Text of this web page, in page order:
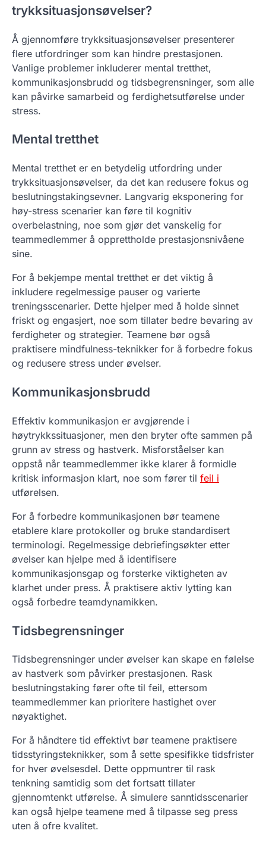
trykksituasjonsøvelser?
Å gjennomføre trykksituasjonsøvelser presenterer
flere utfordringer som kan hindre prestasjonen.
Vanlige problemer inkluderer mental tretthet,
kommunikasjonsbrudd og tidsbegrensninger, som alle
kan påvirke samarbeid og ferdighetsutførelse under
stress.
Mental tretthet
Mental tretthet er en betydelig utfordring under
trykksituasjonsøvelser, da det kan redusere fokus og
beslutningstakingsevner. Langvarig eksponering for
høy-stress scenarier kan føre til kognitiv
overbelastning, noe som gjør det vanskelig for
teammedlemmer å opprettholde prestasjonsnivåene
sine.
For å bekjempe mental tretthet er det viktig å
inkludere regelmessige pauser og varierte
treningsscenarier. Dette hjelper med å holde sinnet
friskt og engasjert, noe som tillater bedre bevaring av
ferdigheter og strategier. Teamene bør også
praktisere mindfulness-teknikker for å forbedre fokus
og redusere stress under øvelser.
Kommunikasjonsbrudd
Effektiv kommunikasjon er avgjørende i
høytrykkssituasjoner, men den bryter ofte sammen på
grunn av stress og hastverk. Misforståelser kan
oppstå når teammedlemmer ikke klarer å formidle
kritisk informasjon klart, noe som fører til feil i
utførelsen.
For å forbedre kommunikasjonen bør teamene
etablere klare protokoller og bruke standardisert
terminologi. Regelmessige debriefingsøkter etter
øvelser kan hjelpe med å identifisere
kommunikasjonsgap og forsterke viktigheten av
klarhet under press. Å praktisere aktiv lytting kan
også forbedre teamdynamikken.
Tidsbegrensninger
Tidsbegrensninger under øvelser kan skape en følelse
av hastverk som påvirker prestasjonen. Rask
beslutningstaking fører ofte til feil, ettersom
teammedlemmer kan prioritere hastighet over
nøyaktighet.
For å håndtere tid effektivt bør teamene praktisere
tidsstyringsteknikker, som å sette spesifikke tidsfrister
for hver øvelsesdel. Dette oppmuntrer til rask
tenkning samtidig som det fortsatt tillater
gjennomtenkt utførelse. Å simulere sanntidsscenarier
kan også hjelpe teamene med å tilpasse seg press
uten å ofre kvalitet.